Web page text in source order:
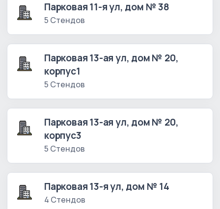
Парковая 11-я ул, дом № 38
5 Стендов
Парковая 13-ая ул, дом № 20,
корпус1
5 Стендов
Парковая 13-ая ул, дом № 20,
корпус3
5 Стендов
Парковая 13-я ул, дом № 14
4 Стендов